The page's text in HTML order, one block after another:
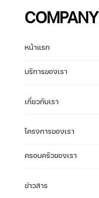
COMPANY
หน้าแรก
บริการของเรา
เกี่ยวกับเรา
โครงการของเรา
ครอบครัวของเรา
ข่าวสาร